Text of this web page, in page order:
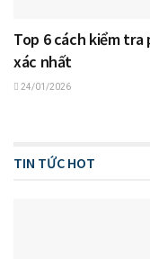
Top 6 cách kiểm
xác nhất
24/01/2026
TIN TỨC HOT